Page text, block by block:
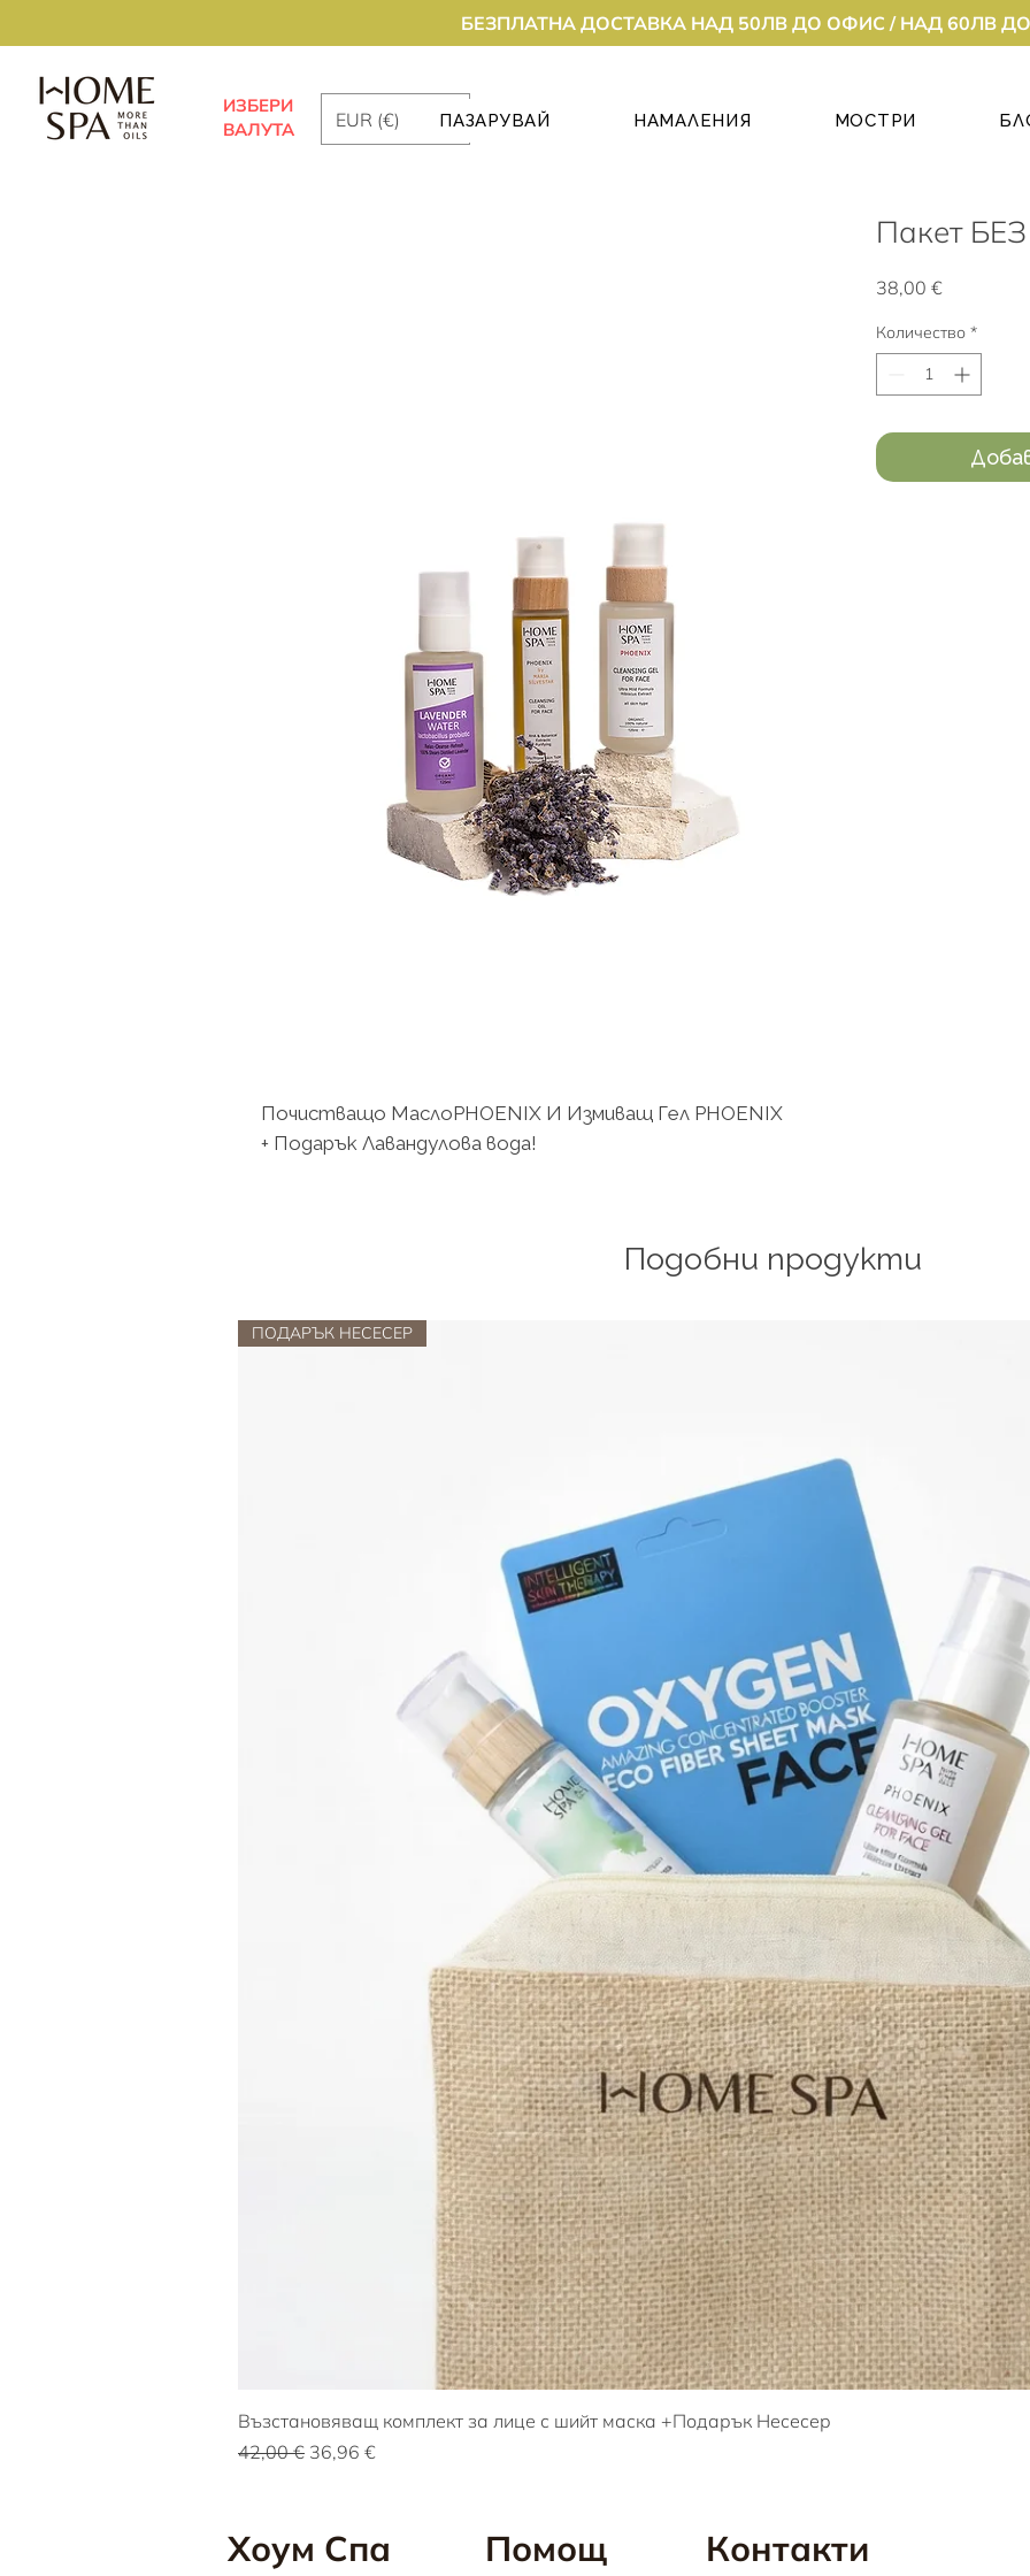
ПАЗАРУВАЙ НАМАЛЕНИЯ МОСТРИ
БЕЗПЛАТНА ДОСТАВКА НАД 50ЛВ ДО ОФИС / НАД 60ЛВ
ИЗБЕРИ
ВАЛУТА
EUR (€)
Почистващо МаслоPHOENIX И Измиващ Гел PHOENIX
+ Подарък Лавандулова вода!
Пакет
38,00 €Цена
Количество *
Подобни продукти
Бърз преглед
ПОДАРЪК НЕСЕСЕР
Възстановяващ комплект за лице с шийт маска +Подарък Несесер
Редовна цена
42,00 € Продажна цена
36,96 €
Хоум Спа Помощ Контакти